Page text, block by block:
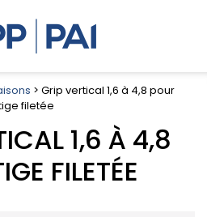
> Grip vertical 1,6 à 4,8 pour
filetée
1,6 À 4,8
FILETÉE